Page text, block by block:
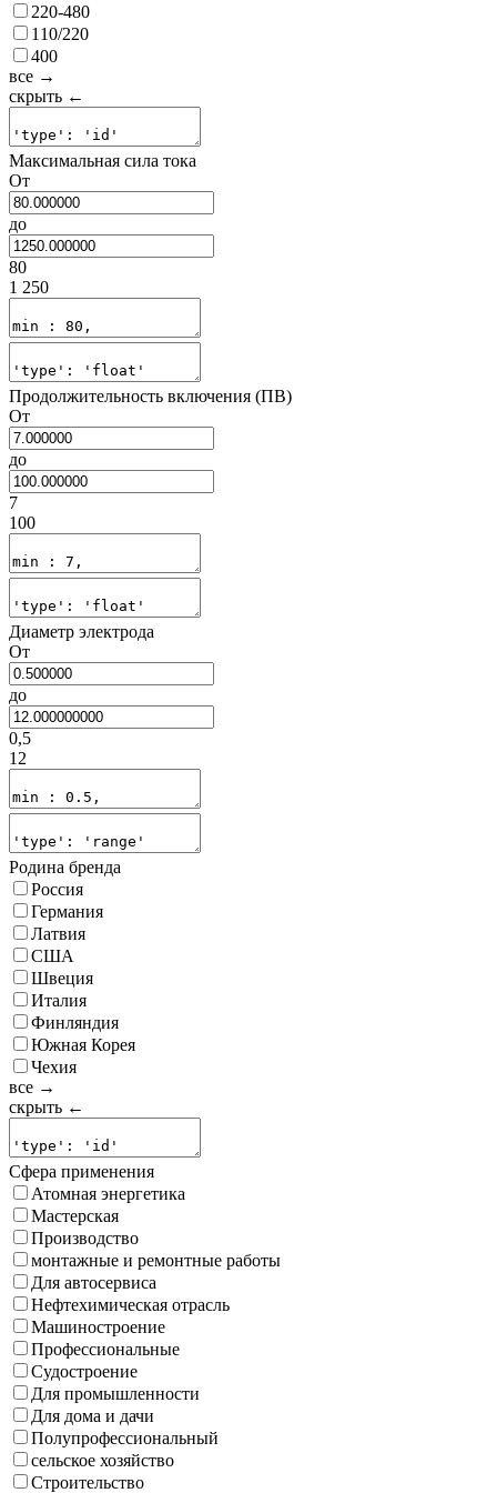
220-480
110/220
400
все →
скрыть ←
Максимальная сила тока
От
до
80
1 250
Продолжительность включения (ПВ)
От
до
7
100
Диаметр электрода
От
до
0,5
12
Родина бренда
Россия
Германия
Латвия
США
Швеция
Италия
Финляндия
Южная Корея
Чехия
все →
скрыть ←
Сфера применения
Атомная энергетика
Мастерская
Производство
монтажные и ремонтные работы
Для автосервиса
Нефтехимическая отрасль
Машиностроение
Профессиональные
Судостроение
Для промышленности
Для дома и дачи
Полупрофессиональный
сельское хозяйство
Строительство